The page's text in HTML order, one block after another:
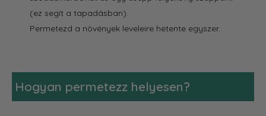
(ez segít a tapadásban).
Permetezd a növények leveleire hetente egyszer.
Hogyan permetezz helyesen?